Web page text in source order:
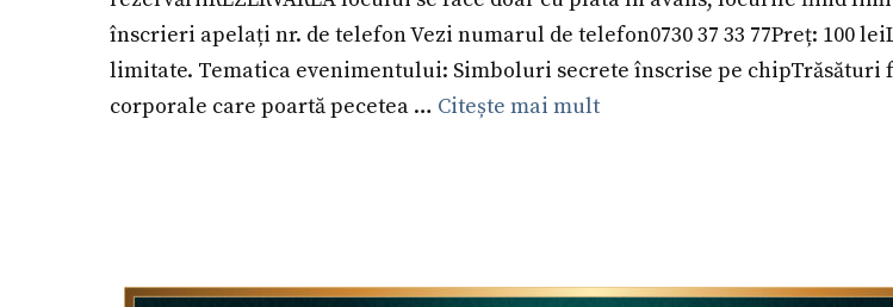
înscrieri apelați nr. de telefon Vezi numarul de telefon0730 37 33 77Preț: 100
limitate. Tematica evenimentului: Simboluri secrete înscrise pe chipTrăsături
corporale care poartă pecetea … Citește mai mult